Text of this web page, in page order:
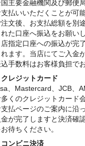
主要金融機関及び郵便
払いいただくことが可能
文後、お支払総額を別
た口座へ振込をお願いし
指定口座への振込が完
ます。当店にてご入金
手数料はお客様負担で
レジットカード
、Mastercard、JCB、
くのクレジットカード
払ページのご案内に沿
が完了しますと決済確
待ちください。
ンビニ決済